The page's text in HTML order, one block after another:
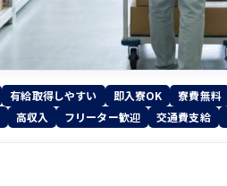
有給取得しやすい 即入寮OK 寮費無料
高収入 フリーター歓迎 交通費支給